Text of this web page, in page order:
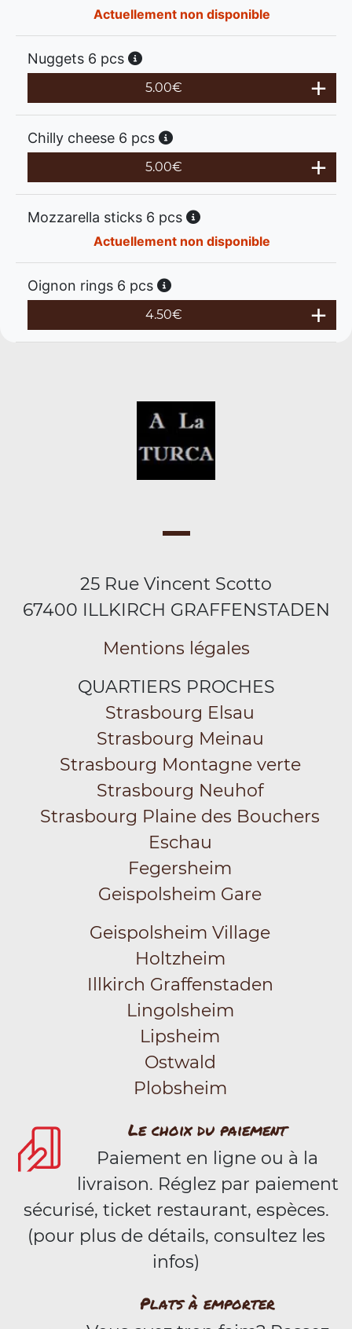
Actuellement non disponible
Nuggets 6 pcs
5.00€
Chilly cheese 6 pcs
5.00€
Mozzarella sticks 6 pcs
Actuellement non disponible
Oignon rings 6 pcs
4.50€
25 Rue Vincent Scotto
67400 ILLKIRCH GRAFFENSTADEN
Mentions légales
QUARTIERS PROCHES
Strasbourg Elsau
Strasbourg Meinau
Strasbourg Montagne verte
Strasbourg Neuhof
Strasbourg Plaine des Bouchers
Eschau
Fegersheim
Geispolsheim Gare
Geispolsheim Village
Holtzheim
Illkirch Graffenstaden
Lingolsheim
Lipsheim
Ostwald
Plobsheim
Le choix du paiement
Paiement en ligne ou à la
livraison. Réglez par paiement
sécurisé, ticket restaurant, espèces.
(pour plus de détails, consultez les
infos)
Plats à emporter